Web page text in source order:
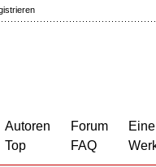
Autoren
Top
Forum
FAQ